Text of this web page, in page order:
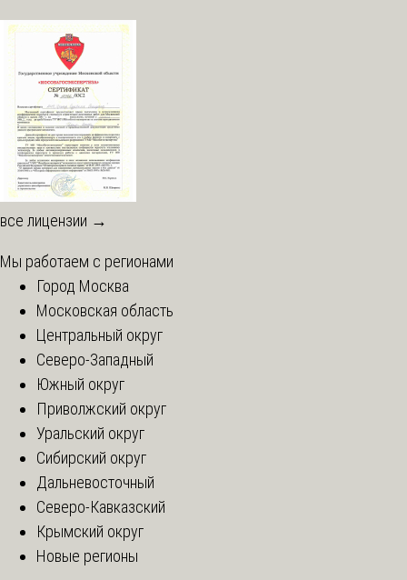
все лицензии →
Мы работаем с регионами
Город Москва
Московская область
Центральный округ
Северо-Западный
Южный округ
Приволжский округ
Уральский округ
Сибирский округ
Дальневосточный
Северо-Кавказский
Крымский округ
Новые регионы